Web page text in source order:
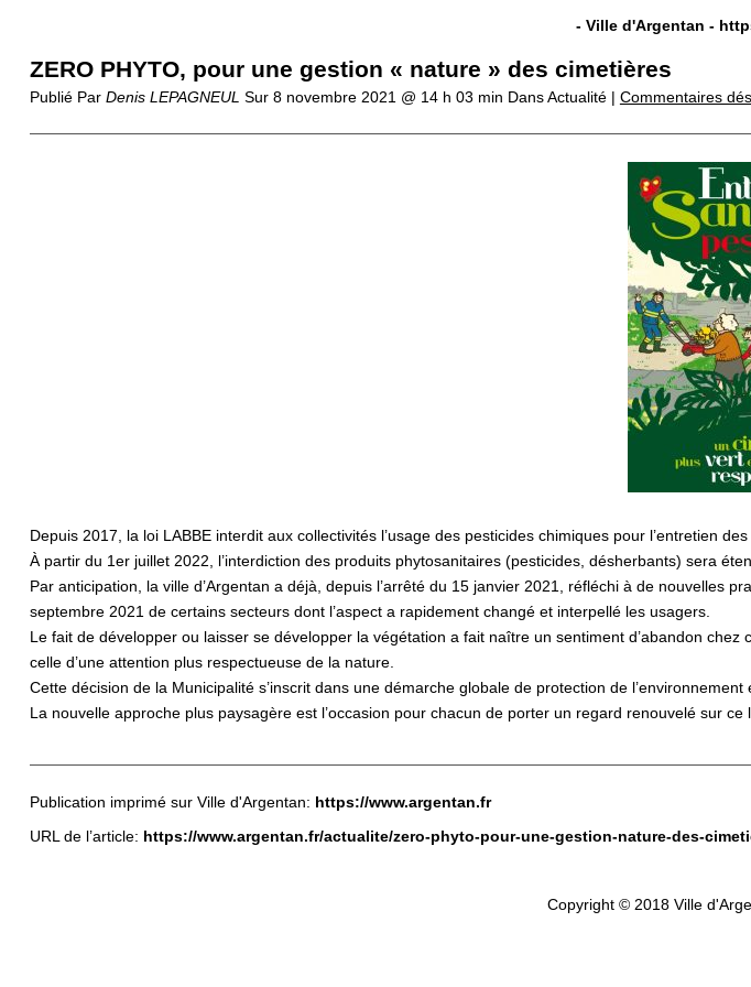
- Ville d'Argentan -
ZERO PHYTO, pour une gestion « nature » des cimetières
Publié Par Denis LEPAGNEUL Sur 8 novembre 2021 @ 14 h 03 min Dans Actualité | Commentaires
Depuis 2017, la loi LABBE interdit aux collectivités l’usage des pesticides chimiques pour l’entretien
À partir du 1er juillet 2022, l’interdiction des produits phytosanitaires (pesticides, désherbants) sera
Par anticipation, la ville d’Argentan a déjà, depuis l’arrêté du 15 janvier 2021, réfléchi à de nouvelles
septembre 2021 de certains secteurs dont l’aspect a rapidement changé et interpellé les usagers.
Le fait de développer ou laisser se développer la végétation a fait naître un sentiment d’abandon
celle d’une attention plus respectueuse de la nature.
Cette décision de la Municipalité s’inscrit dans une démarche globale de protection de
La nouvelle approche plus paysagère est l’occasion pour chacun de porter un regard renouvelé sur
Publication imprimé sur Ville d'Argentan: https://www.argentan.fr
URL de l’article: https://www.argentan.fr/actualite/zero-phyto-pour-une-gestion-nature-des-
Copyright © 2018 Ville